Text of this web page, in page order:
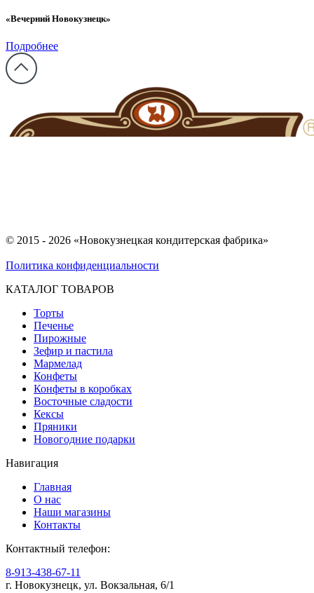
«Вечерний Новокузнецк»
Подробнее
© 2015 - 2026 «Новокузнецкая кондитерская фабрика»
Политика конфиденциальности
КАТАЛОГ ТОВАРОВ
Торты
Печенье
Пирожные
Зефир и пастила
Мармелад
Конфеты
Конфеты в коробках
Восточные сладости
Кексы
Пряники
Новогодние подарки
Навигация
Главная
О нас
Наши магазины
Контакты
Контактный телефон:
8-913-438-67-11
г. Новокузнецк, ул. Вокзальная, 6/1